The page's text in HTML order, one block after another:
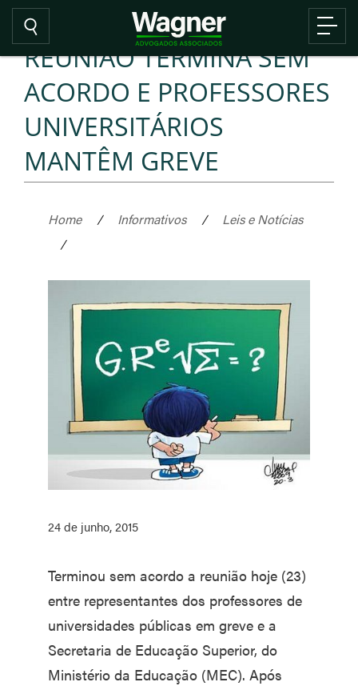
REUNIÃO TERMINA SEM
ACORDO E PROFESSORES
UNIVERSITÁRIOS
MANTÊM GREVE
Home / Informativos /
Leis e Notícias
/
24 de junho, 2015
Terminou sem acordo a reunião hoje (23)
entre representantes dos professores de
universidades públicas em greve e a
Secretaria de Educação Superior, do
Ministério da Educação (MEC). Após